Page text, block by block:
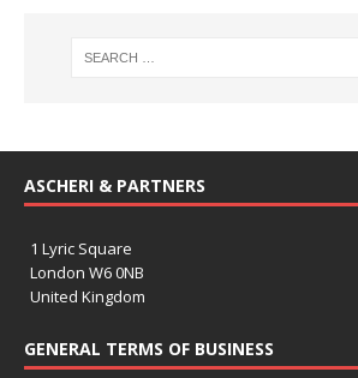
ASCHERI & PARTNERS
1 Lyric Square
London W6 0NB
United Kingdom
GENERAL TERMS OF BUSINESS